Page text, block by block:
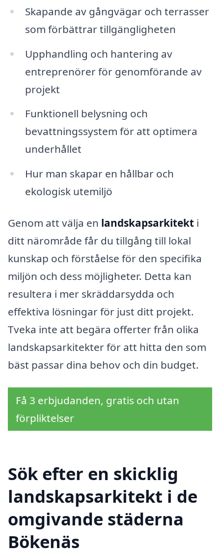
Skapande av gångvägar och terrasser
som förbättrar tillgängligheten
Upphandling och hantering av
entreprenörer för genomförande av
projekt
Funktionell belysning och
bevattningssystem för att optimera
underhållet
Hur man skapar en hållbar och
ekologisk utemiljö
Genom att välja en landskapsarkitekt i
ditt närområde får du tillgång till lokal
kunskap och förståelse för den specifika
miljön och dess möjligheter. Detta kan
resultera i mer skräddarsydda och
effektiva lösningar för just ditt projekt.
Tveka inte att begära offerter från olika
landskapsarkitekter för att hitta den som
bäst passar dina behov och din budget.
Få 3 erbjudanden, gratis och utan
förpliktelser
Sök efter en skicklig
landskapsarkitekt i de
omgivande städerna
Bökenäs